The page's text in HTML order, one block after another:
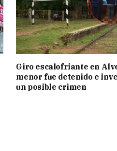
Giro escalofriante en
menor fue detenido e
un posible crimen